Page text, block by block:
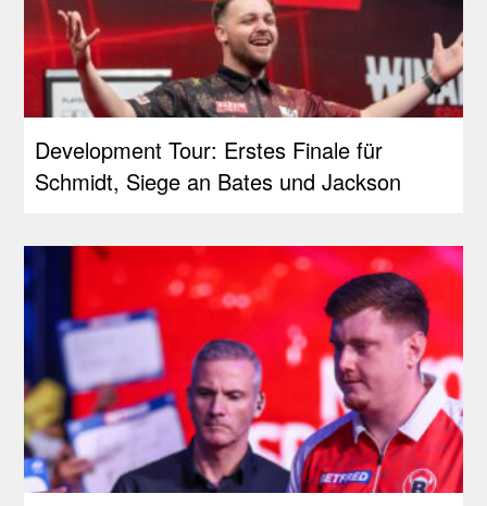
Development Tour: Erstes Finale für
Schmidt, Siege an Bates und Jackson